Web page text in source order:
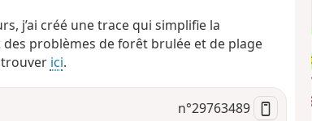
j’ai créé une trace qui simplifie la
problèmes de forêt brulée et de plage
trouver ici.
n°29763489